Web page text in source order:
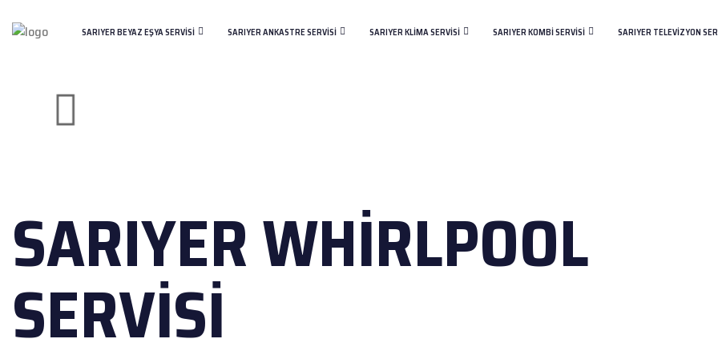
SARIYER BEYAZ EŞYA SERVISI SARIYER ANKASTRE SERVISI SARIYER KLIMA SERVISI SARIYER KOMBI SERVISI SARIYER TELEVIZYON
SARIYER WHIRLPOOL
SERVISI